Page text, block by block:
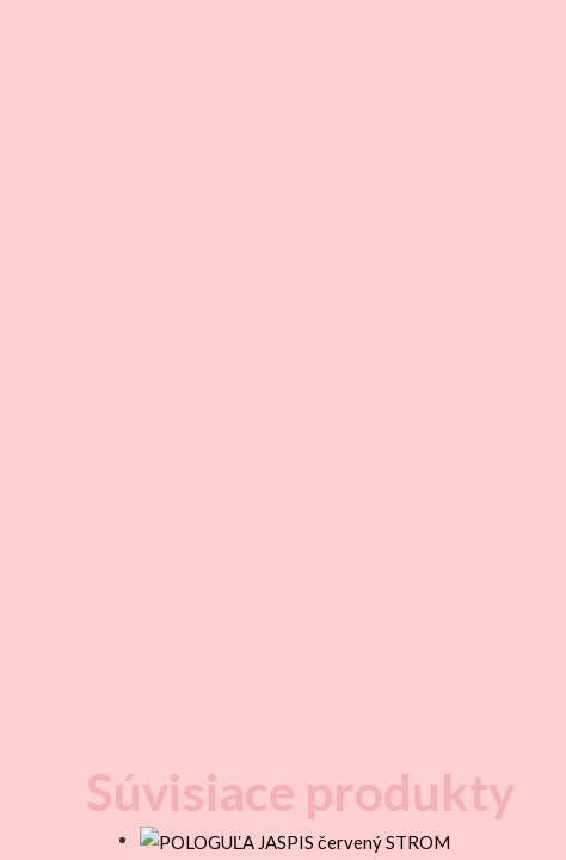
Súvisiace produkty